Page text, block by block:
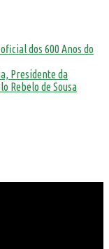
dos 600 Anos do
Presidente da
Rebelo de Sousa